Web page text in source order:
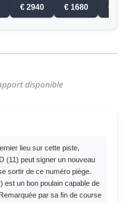
€ 2940 € 1680 €
disponible
lieu sur cette piste,
(11) peut signer un nouveau
sortir de ce numéro piège.
est un bon poulain capable de
par sa fin de course